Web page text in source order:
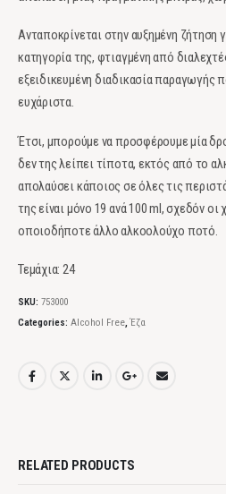
Ανταποκρίνεται στην αυξημένη ζήτηση
κατηγορία της, φτιαγμένη από
εξειδικευμένη διαδικασία παραγωγής
ευχάριστα.
Έτσι, μπορούμε να προσφέρουμε μία
δεν της λείπει τίποτα, εκτός από το
απολαύσει κάποιος σε όλες τις
της είναι μόνο 19 ανά 100 ml, σχεδόν
οποιοδήποτε άλλο αλκοολούχο ποτό.
Τεμάχια: 24
SKU: 753000
Categories: Alcohol Free,Έζα
RELATED PRODUCTS